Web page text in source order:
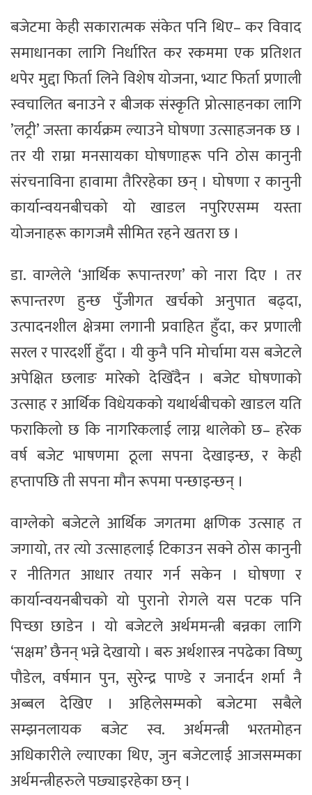
बजेटमा केही सकारात्मक संकेत पनि थिए– कर विवाद
समाधानका लागि निर्धारित कर रकममा एक प्रतिशत
थपेर मुद्दा फिर्ता लिने विशेष योजना, भ्याट फिर्ता प्रणाली
स्वचालित बनाउने र बीजक संस्कृति प्रोत्साहनका लागि
’लट्री’ जस्ता कार्यक्रम ल्याउने घोषणा उत्साहजनक छ ।
तर यी राम्रा मनसायका घोषणाहरू पनि ठोस कानुनी
संरचनाविना हावामा तैरिरहेका छन् । घोषणा र कानुनी
कार्यान्वयनबीचको यो खाडल नपुरिएसम्म यस्ता
योजनाहरू कागजमै सीमित रहने खतरा छ ।
डा. वाग्लेले ‘आर्थिक रूपान्तरण’ को नारा दिए । तर
रूपान्तरण हुन्छ पुँजीगत खर्चको अनुपात बढ्दा,
उत्पादनशील क्षेत्रमा लगानी प्रवाहित हुँदा, कर प्रणाली
सरल र पारदर्शी हुँदा । यी कुनै पनि मोर्चामा यस बजेटले
अपेक्षित छलाङ मारेको देखिँदैन । बजेट घोषणाको
उत्साह र आर्थिक विधेयकको यथार्थबीचको खाडल यति
फराकिलो छ कि नागरिकलाई लाग्न थालेको छ– हरेक
वर्ष बजेट भाषणमा ठूला सपना देखाइन्छ, र केही
हप्तापछि ती सपना मौन रूपमा पन्छाइन्छन् ।
वाग्लेको बजेटले आर्थिक जगतमा क्षणिक उत्साह त
जगायो, तर त्यो उत्साहलाई टिकाउन सक्ने ठोस कानुनी
र नीतिगत आधार तयार गर्न सकेन । घोषणा र
कार्यान्वयनबीचको यो पुरानो रोगले यस पटक पनि
पिच्छा छाडेन । यो बजेटले अर्थममन्त्री बन्नका लागि
‘सक्षम’ छैनन् भन्ने देखायो । बरु अर्थशास्त्र नपढेका विष्णु
पौडेल, वर्षमान पुन, सुरेन्द्र पाण्डे र जनार्दन शर्मा नै
अब्बल देखिए । अहिलेसम्मको बजेटमा सबैले
सम्झनलायक बजेट स्व. अर्थमन्त्री भरतमोहन
अधिकारीले ल्याएका थिए, जुन बजेटलाई आजसम्मका
अर्थमन्त्रीहरुले पछ्याइरहेका छन् ।